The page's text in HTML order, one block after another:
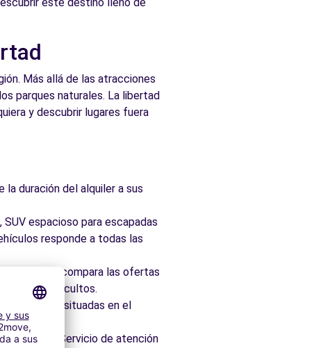
Más allá de las atracciones
parques naturales. La libertad
y descubrir lugares fuera
la duración del alquiler a sus
espacioso para escapadas
responde a todas las
que compara las ofertas
sin cargos ocultos.
idealmente situadas en el
minutos. Servicio de atención